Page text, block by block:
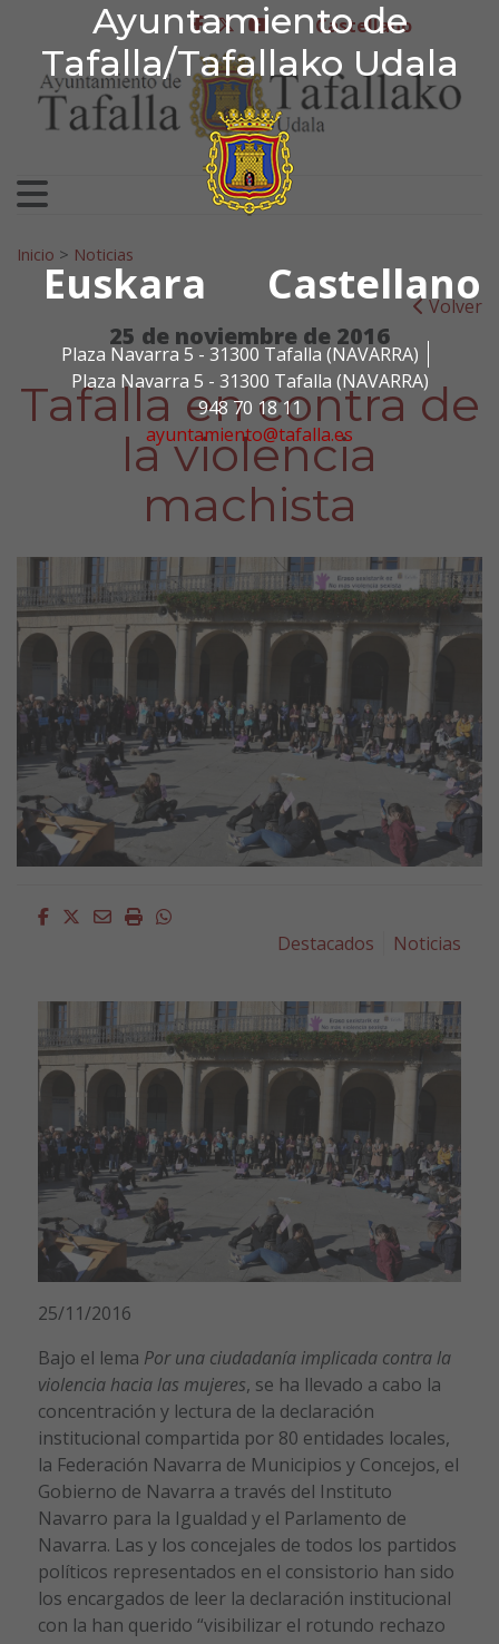
Ayuntamiento de
Tafalla/Tafallako Udala
Euskara Castellano
Plaza Navarra 5 - 31300 Tafalla (NAVARRA)
Plaza Navarra 5 - 31300 Tafalla (NAVARRA)
948 70 18 11
ayuntamiento@tafalla.es
Ir al contenido
Ayuntamiento de
facebook
twitter
youtubeCastellano
Search for:
Inicio > Noticias
Volver
25 de noviembre de 2016
Tafalla en contra de
la violencia
machista
Facebook
Twitter
EmailImprimirWhatsapp
Destacados
Noticias
25/11/2016
Bajo el lema Por una ciudadanía implicada contra la
violencia hacia las mujeres, se ha llevado a cabo la
concentración y lectura de la declaración
institucional compartida por 80 entidades locales,
la Federación Navarra de Municipios y Concejos, el
Gobierno de Navarra a través del Instituto
Navarro para la Igualdad y el Parlamento de
Navarra. Las y los concejales de todos los partidos
políticos representados en el consistorio han sido
los encargados de leer la declaración institucional
con la han querido “visibilizar el rotundo rechazo